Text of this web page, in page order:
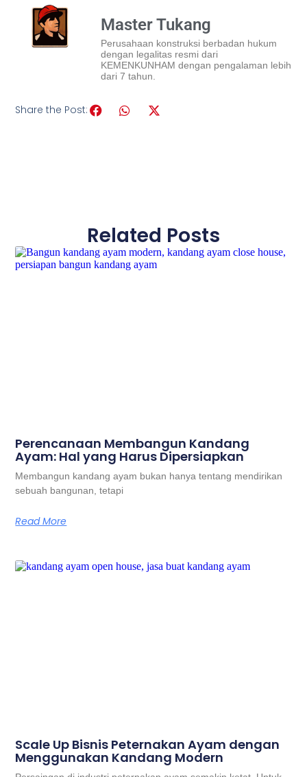
Master Tukang
Perusahaan konstruksi berbadan hukum
dengan legalitas resmi dari
KEMENKUNHAM dengan pengalaman lebih
dari 7 tahun.
Share the Post:
Related Posts
Perencanaan Membangun Kandang
Ayam: Hal yang Harus Dipersiapkan
Membangun kandang ayam bukan hanya tentang mendirikan
sebuah bangunan, tetapi
Read More
Scale Up Bisnis Peternakan Ayam dengan
Menggunakan Kandang Modern